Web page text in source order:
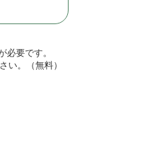
必要です。
い。（無料）